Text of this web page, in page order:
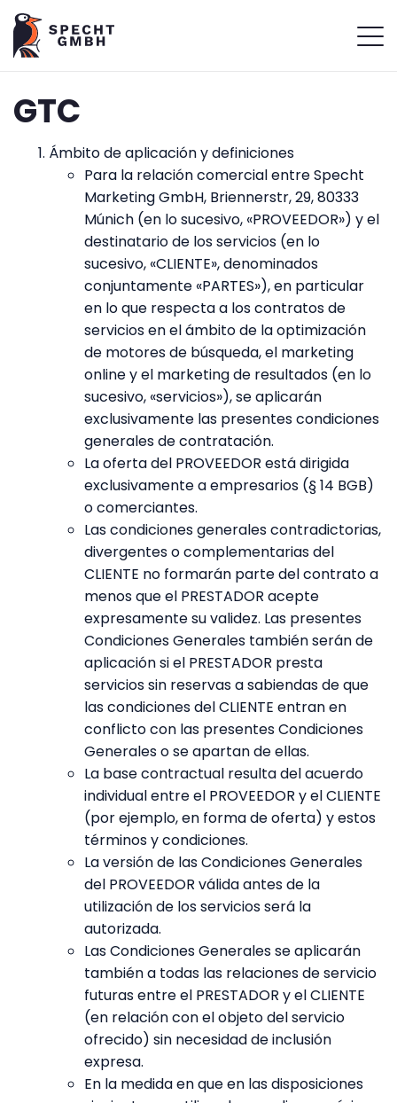
GTC
Ámbito de aplicación y definiciones
Para la relación comercial entre Specht
Marketing GmbH, Briennerstr, 29, 80333
Múnich (en lo sucesivo, «PROVEEDOR») y el
destinatario de los servicios (en lo
sucesivo, «CLIENTE», denominados
conjuntamente «PARTES»), en particular
en lo que respecta a los contratos de
servicios en el ámbito de la optimización
de motores de búsqueda, el marketing
online y el marketing de resultados (en lo
sucesivo, «servicios»), se aplicarán
exclusivamente las presentes condiciones
generales de contratación.
La oferta del PROVEEDOR está dirigida
exclusivamente a empresarios (§ 14 BGB)
o comerciantes.
Las condiciones generales contradictorias,
divergentes o complementarias del
CLIENTE no formarán parte del contrato a
menos que el PRESTADOR acepte
expresamente su validez. Las presentes
Condiciones Generales también serán de
aplicación si el PRESTADOR presta
servicios sin reservas a sabiendas de que
las condiciones del CLIENTE entran en
conflicto con las presentes Condiciones
Generales o se apartan de ellas.
La base contractual resulta del acuerdo
individual entre el PROVEEDOR y el CLIENTE
(por ejemplo, en forma de oferta) y estos
términos y condiciones.
La versión de las Condiciones Generales
del PROVEEDOR válida antes de la
utilización de los servicios será la
autorizada.
Las Condiciones Generales se aplicarán
también a todas las relaciones de servicio
futuras entre el PRESTADOR y el CLIENTE
(en relación con el objeto del servicio
ofrecido) sin necesidad de inclusión
expresa.
En la medida en que en las disposiciones